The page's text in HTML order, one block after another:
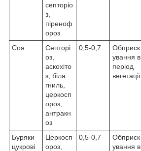
септоріо
з,
піреноф
ороз
Соя
Септорі
оз,
аскохіто
з, біла
гниль,
церкосп
ороз,
антракн
оз
0,5-0,7
Обприск
ування в
період
вегетації
Буряки
цукрові
Церкосп
ороз,
0,5-0,7
Обприск
ування в